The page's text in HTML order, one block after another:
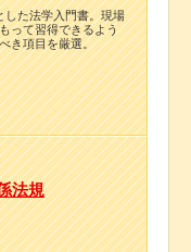
した法学入門書。現場
って習得できるよう
き項目を厳選。
法規